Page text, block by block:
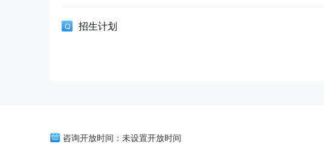
招生计划
咨询开放时间：未设置开放时间